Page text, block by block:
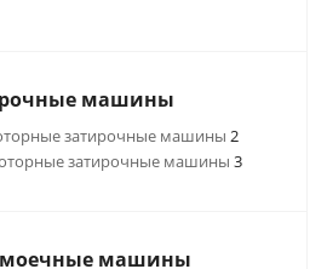
машины
затирочные машины 2
затирочные машины 3
машины